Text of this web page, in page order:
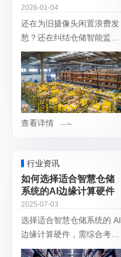
级，智能监管不添负担
2026-01-04
还在为旧摄像头闲置浪费发
愁？还在纠结仓储智能监控
的高额改造成本？仓储监控
边缘计算盒来了！不用更换
旧摄像头，即插即用实现智
能化升级，低成本搞定仓储
全场景智能监管，
查看详情
行业资讯
如何选择适合智慧仓储
系统的AI边缘计算硬件
2025-07-03
选择适合智慧仓储系统的 AI
边缘计算硬件，需综合考虑
算力需求、接口类型、可靠